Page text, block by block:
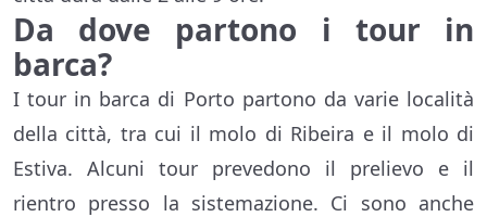
Da dove partono i tour in
barca?
I tour in barca di Porto partono da varie località
della città, tra cui il molo di Ribeira e il molo di
Estiva. Alcuni tour prevedono il prelievo e il
rientro presso la sistemazione. Ci sono anche